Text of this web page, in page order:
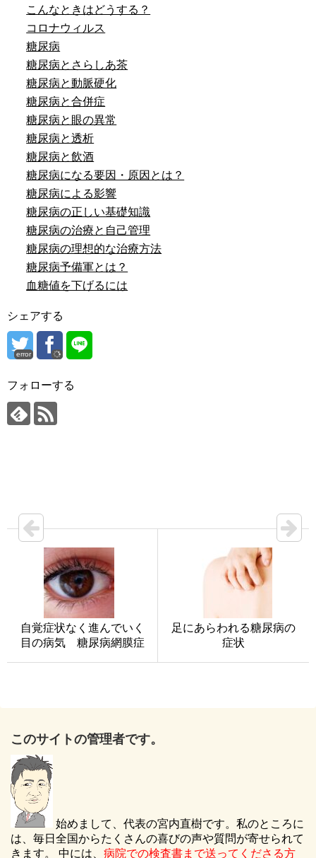
こんなときはどうする？
コロナウィルス
糖尿病
糖尿病とさらしあ茶
糖尿病と動脈硬化
糖尿病と合併症
糖尿病と眼の異常
糖尿病と透析
糖尿病と飲酒
糖尿病になる要因・原因とは？
糖尿病による影響
糖尿病の正しい基礎知識
糖尿病の治療と自己管理
糖尿病の理想的な治療方法
糖尿病予備軍とは？
血糖値を下げるには
シェアする
error
フォローする
自覚症状なく進んでいく
目の病気 糖尿病網膜症
足にあらわれる糖尿病の
症状
このサイトの管理者です。
始めまして、代表の宮内直樹です。私のところに
は、毎日全国からたくさんの喜びの声や質問が寄せられて
きます。 中には、 病院での検査書まで送ってくださる方